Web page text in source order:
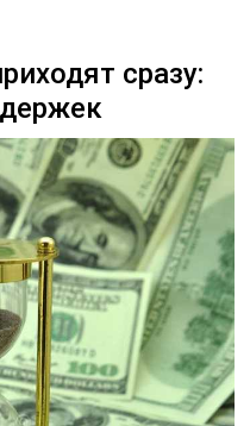
сразу: